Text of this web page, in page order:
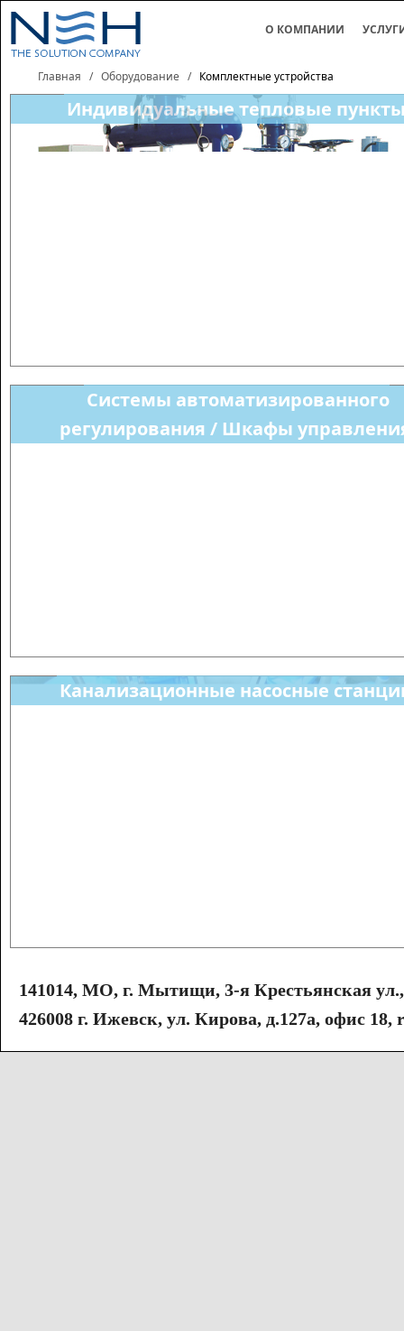
О КОМПАНИИ
Главная / Оборудование / Комплектные устройства
Индивидуальные тепловые
Системы автоматизированного
регулирования / Шкафы
Канализационные насосные
141014, МО, г. Мытищи, 3-я Крестьянская
426008 г. Ижевск, ул. Кирова, д.127а, офис